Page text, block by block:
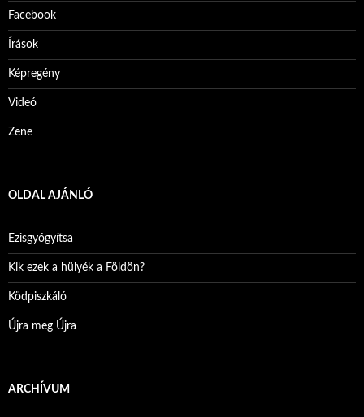
Facebook
Írások
Képregény
Videó
Zene
OLDAL AJÁNLÓ
Ezisgyógyítsa
Kik ezek a hülyék a Földön?
Ködpiszkáló
Újra meg Újra
ARCHÍVUM